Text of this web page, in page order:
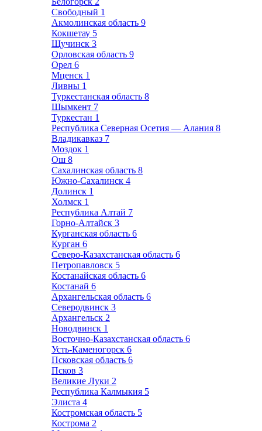
Свободный 1
Акмолинская область 9
Кокшетау 5
Щучинск 3
Орловская область 9
Орел 6
Мценск 1
Ливны 1
Туркестанская область 8
Шымкент 7
Туркестан 1
Республика Северная Осетия — Алания 8
Владикавказ 7
Моздок 1
Ош 8
Сахалинская область 8
Южно-Сахалинск 4
Долинск 1
Холмск 1
Республика Алтай 7
Горно-Алтайск 3
Курганская область 6
Курган 6
Северо-Казахстанская область 6
Петропавловск 5
Костанайская область 6
Костанай 6
Архангельская область 6
Северодвинск 3
Архангельск 2
Новодвинск 1
Восточно-Казахстанская область 6
Усть-Каменогорск 6
Псковская область 6
Псков 3
Великие Луки 2
Республика Калмыкия 5
Элиста 4
Костромская область 5
Кострома 2